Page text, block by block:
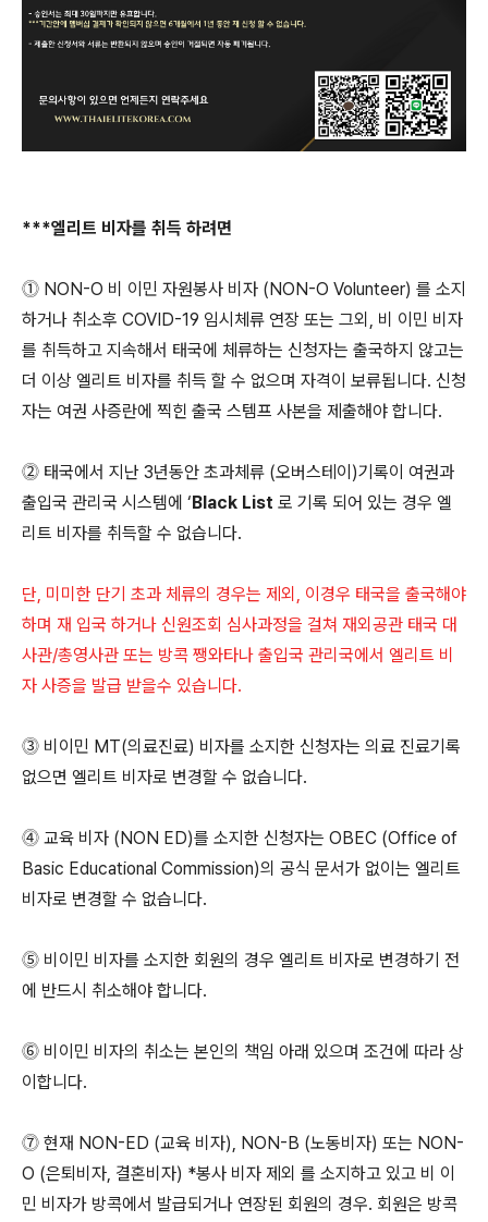
***엘리트 비자를 취득 하려면
⓵ NON-O 비 이민 자원봉사 비자 (NON-O Volunteer) 를 소지
하거나 취소후 COVID-19 임시체류 연장 또는 그외, 비 이민 비자
를 취득하고 지속해서 태국에 체류하는 신청자는 출국하지 않고는
더 이상 엘리트 비자를 취득 할 수 없으며 자격이 보류됩니다. 신청
자는 여권 사증란에 찍힌 출국 스템프 사본을 제출해야 합니다.
⓶ 태국에서 지난 3년동안 초과체류 (오버스테이)기록이 여권과
출입국 관리국 시스템에 ‘Black List 로 기록 되어 있는 경우 엘
리트 비자를 취득할 수 없습니다.
단, 미미한 단기 초과 체류의 경우는 제외, 이경우 태국을 출국해야
하며 재 입국 하거나 신원조회 심사과정을 걸쳐 재외공관 태국 대
사관/총영사관 또는 방콕 쨍와타나 출입국 관리국에서 엘리트 비
자 사증을 발급 받을수 있습니다.
⓷ 비이민 MT(의료진료) 비자를 소지한 신청자는 의료 진료기록
없으면 엘리트 비자로 변경할 수 없습니다.
⓸ 교육 비자 (NON ED)를 소지한 신청자는 OBEC (Office of
Basic Educational Commission)의 공식 문서가 없이는 엘리트
비자로 변경할 수 없습니다.
⓹ 비이민 비자를 소지한 회원의 경우 엘리트 비자로 변경하기 전
에 반드시 취소해야 합니다.
⓺ 비이민 비자의 취소는 본인의 책임 아래 있으며 조건에 따라 상
이합니다.
⓻ 현재 NON-ED (교육 비자), NON-B (노동비자) 또는 NON-
O (은퇴비자, 결혼비자) *봉사 비자 제외 를 소지하고 있고 비 이
민 비자가 방콕에서 발급되거나 연장된 회원의 경우. 회원은 방콕